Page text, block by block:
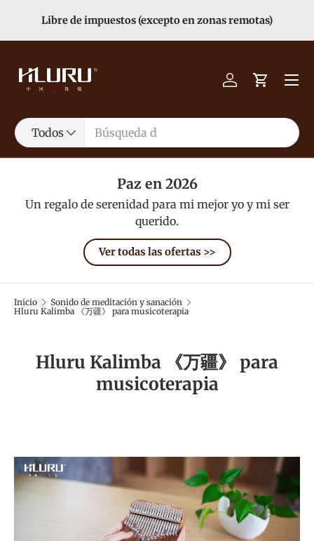
Ir al contenido
Libre de impuestos (excepto en zonas remotas)
Buscar
Tipo de producto
Todos
Iniciar sesión
Carrito
Menú
Paz en 2026
Un regalo de serenidad para mi mejor yo y mi ser
querido.
Ver todas las ofertas >>
Inicio
Sonido de meditación y sanación
Hluru Kalimba 《万疆》 para musicoterapia
Hluru Kalimba 《万疆》 para
musicoterapia